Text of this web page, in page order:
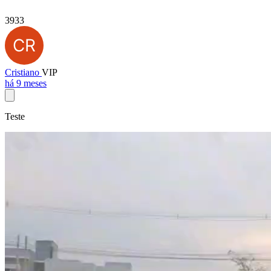
3933
Cristiano VIP
há 9 meses
Teste